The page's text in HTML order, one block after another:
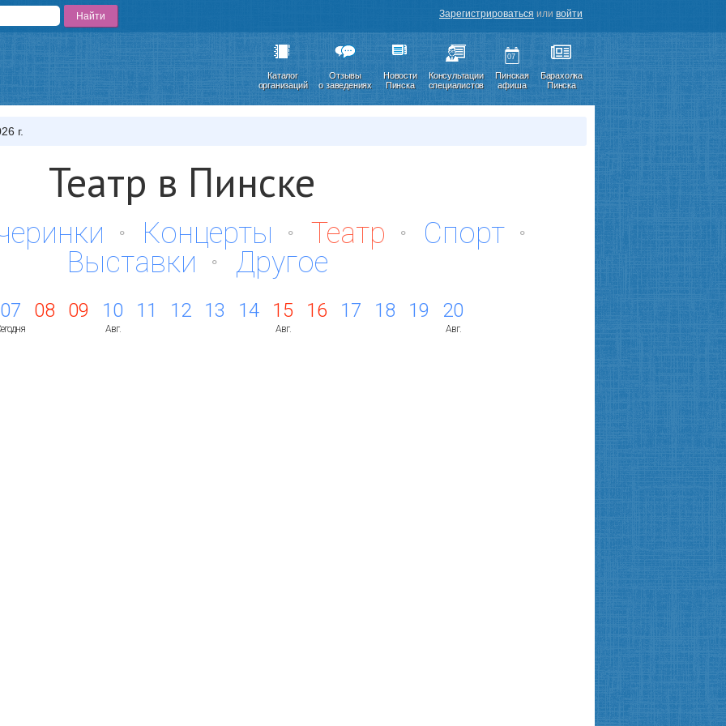
Зарегистрироваться или войти
Каталог
организаций
Отзывы
о заведениях
Новости
Пинска
Консультации
специалистов
07
Пинская
афиша
Барахолка
Пинска
г.
Театр в Пинске
Концерты Театр
Спорт
Выставки
Другое
07 08 09 10
Авг.
11 12 13 14 15
Авг.
16 17 18 19 20
Авг.